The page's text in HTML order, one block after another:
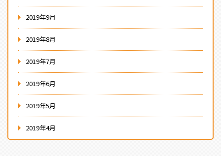
2019年9月
2019年8月
2019年7月
2019年6月
2019年5月
2019年4月